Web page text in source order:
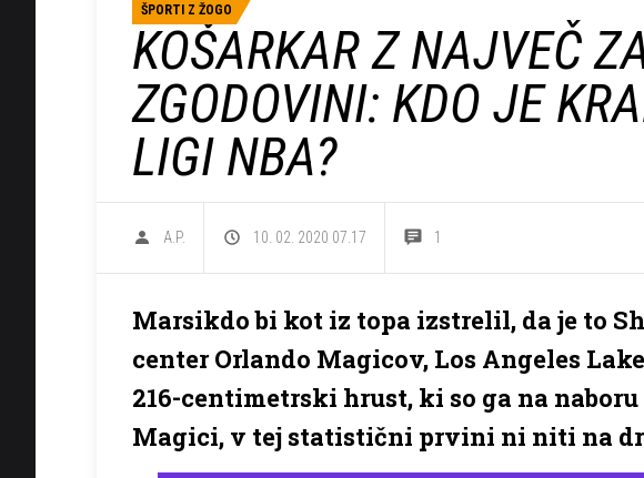
ŠPORTI Z ŽOGO
KOŠARKAR Z NAJVEČ
ZGODOVINI: KDO JE
LIGI NBA?
A.P. 10. 02. 2020 07.17 1
Marsikdo bi kot iz topa izstrelil, da je to
center Orlando Magicov, Los Angeles
216-centimetrski hrust, ki so ga na
Magici, v tej statistični prvini ni niti na